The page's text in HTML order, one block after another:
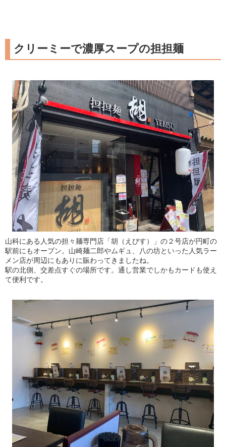
クリーミーで濃厚スープの担担麺
山科にある人気の担々麺専門店「胡（えびす）」の２号店が円町の
駅前にもオープン。山崎麺二郎やムギュ、八の坊といった人気ラー
メン店が周辺にもありに賑わってきましたね。
駅の北側、交差点すぐの場所です。通し営業でしかもカードも使え
て便利です。